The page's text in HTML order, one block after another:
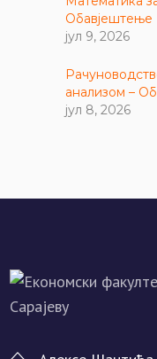
Обавјештење
јул 9, 2026
анализом –
јул 8, 2026